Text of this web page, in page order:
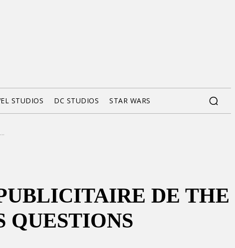
STUDIOS DC STUDIOS STAR WARS
DE THE
QUESTIONS